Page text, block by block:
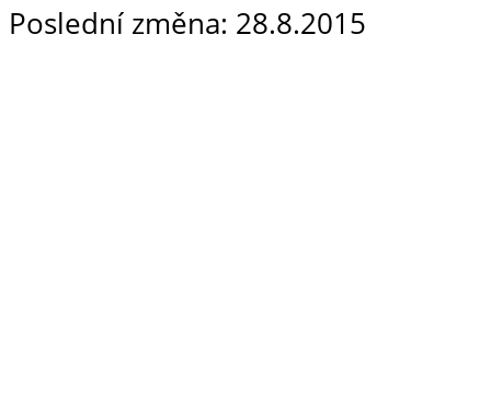
Poslední změna: 28.8.2015